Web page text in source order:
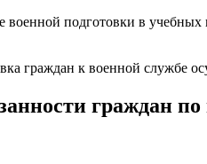
военной подготовки в
граждан к военной службе
граждан